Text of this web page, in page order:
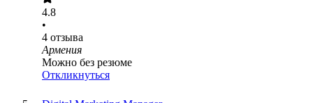
4.8
•
4 отзыва
Армения
Можно без резюме
Откликнуться